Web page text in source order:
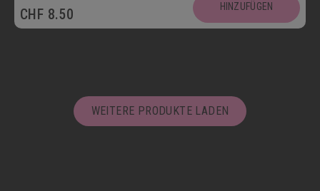
CHF 8.50 HINZUFÜGEN
WEITERE PRODUKTE LADEN